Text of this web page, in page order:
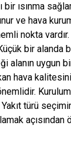
ısınma
ve hava
nokta
bir alanda
alanın uygun
hava
türü
açısından